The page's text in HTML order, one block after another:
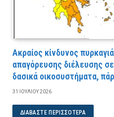
Ακραίος κίνδυνος
απαγόρευσης διέλευσης
δασικά οικοσυστήματα,
31 ΙΟΥΛΊΟΥ 2026
ΔΙΑΒΆΣΤΕ ΠΕΡΙΣΣΌΤΕΡΑ